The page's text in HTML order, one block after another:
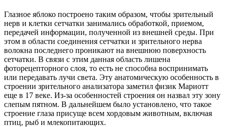
Глазное яблоко построено таким образом, чтобы зрительный
нерв и клетки сетчатки занимались обработкой, приемом,
передачей информации, полученной из внешней среды. При
этом в области соединения сетчатки и зрительного нерва
волокна последнего проникают на внешнюю поверхность
сетчатки. В связи с этим данная область лишена
фоторецепторного слоя, то есть не способна воспринимать
или передавать лучи света. Эту анатомическую особенность в
строении зрительного анализатора заметил физик Мариотт
еще в 17 веке. Из-за особенностей строения он назвал эту зону
слепым пятном. В дальнейшем было установлено, что такое
строение глаза присуще всем хордовым животным, включая
птиц, рыб и млекопитающих.